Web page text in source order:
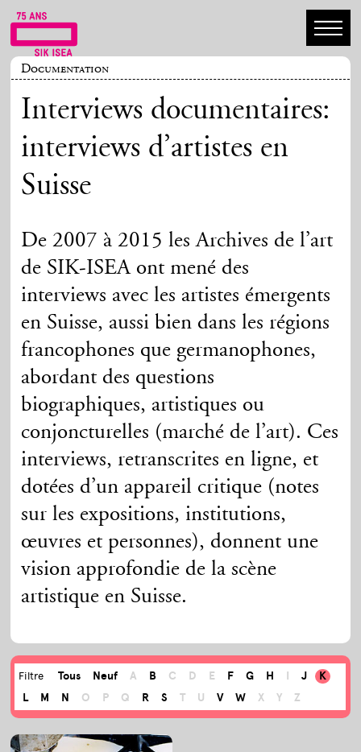
Documentation
Interviews documentaires:
interviews d’artistes en
Suisse
De 2007 à 2015 les Archives de l’art
de SIK-ISEA ont mené des
interviews avec les artistes émergents
en Suisse, aussi bien dans les régions
francophones que germanophones,
abordant des questions
biographiques, artistiques ou
conjoncturelles (marché de l’art). Ces
interviews, retranscrites en ligne, et
dotées d’un appareil critique (notes
sur les expositions, institutions,
œuvres et personnes), donnent une
vision approfondie de la scène
artistique en Suisse.
Filtre Tous Neuf A B C D E F G H I J
K
L
M N O P Q R S T U V W X Y Z